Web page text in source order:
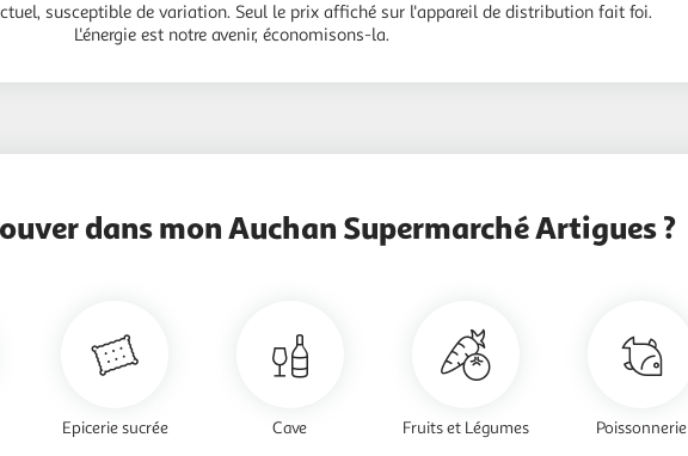
susceptible de variation. Seul le prix affiché sur l'appareil de distribution fait foi.
L'énergie est notre avenir, économisons-la.
dans mon Auchan Supermarché Artigues ?
Epicerie sucrée Cave Fruits et Légumes Poissonnerie